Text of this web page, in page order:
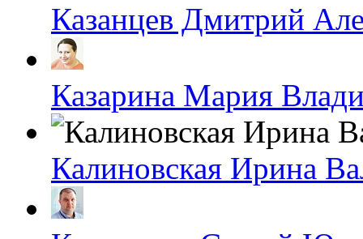
Казанцев Дмитрий
Казарина Мария
Калиновская Ирина